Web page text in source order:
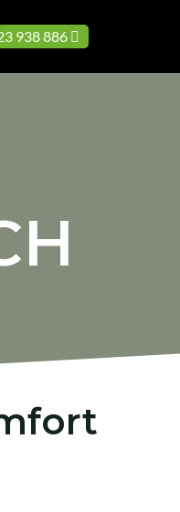
938 886